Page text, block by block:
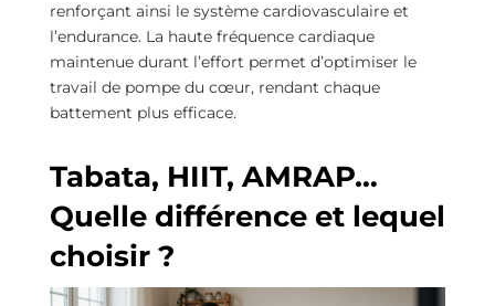
renforçant ainsi le système cardiovasculaire et
l’endurance. La haute fréquence cardiaque
maintenue durant l’effort permet d’optimiser le
travail de pompe du cœur, rendant chaque
battement plus efficace.
Tabata, HIIT, AMRAP…
Quelle différence et lequel
choisir ?